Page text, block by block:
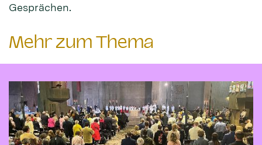
Gesprächen.
Mehr zum Thema